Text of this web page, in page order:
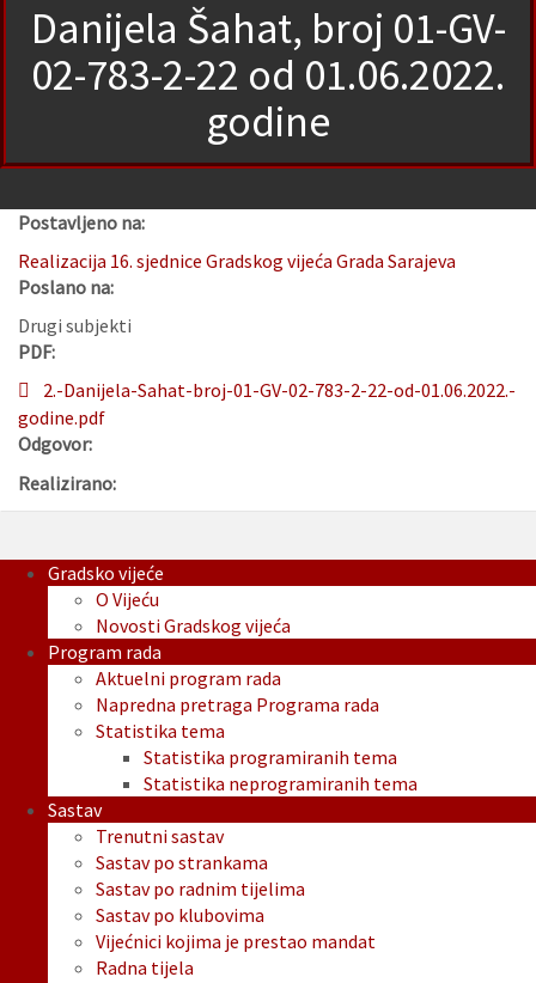
Danijela Šahat, broj 01-GV-
02-783-2-22 od 01.06.2022.
godine
Postavljeno na:
Realizacija 16. sjednice Gradskog vijeća Grada Sarajeva
Poslano na:
Drugi subjekti
PDF:
2.-Danijela-Sahat-broj-01-GV-02-783-2-22-od-01.06.2022.-
godine.pdf
Odgovor:
Realizirano:
Gradsko vijeće
O Vijeću
Novosti Gradskog vijeća
Program rada
Aktuelni program rada
Napredna pretraga Programa rada
Statistika tema
Statistika programiranih tema
Statistika neprogramiranih tema
Sastav
Trenutni sastav
Sastav po strankama
Sastav po radnim tijelima
Sastav po klubovima
Vijećnici kojima je prestao mandat
Radna tijela